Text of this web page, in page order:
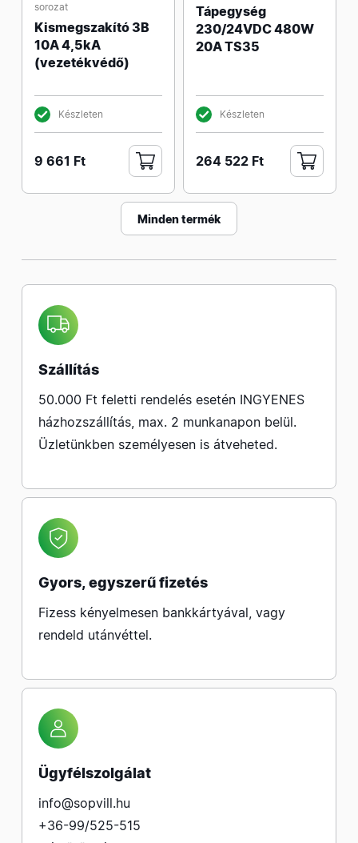
sorozat
Kismegszakító 3B
10A 4,5kA
(vezetékvédő)
Készleten
9 661 Ft
Tápegység
230/24VDC 480W
20A TS35
Készleten
264 522 Ft
Minden termék
Szállítás
50.000 Ft feletti rendelés esetén INGYENES
házhozszállítás, max. 2 munkanapon belül.
Üzletünkben személyesen is átveheted.
Gyors, egyszerű fizetés
Fizess kényelmesen bankkártyával, vagy
rendeld utánvéttel.
Ügyfélszolgálat
info@sopvill.hu
+36-99/525-515